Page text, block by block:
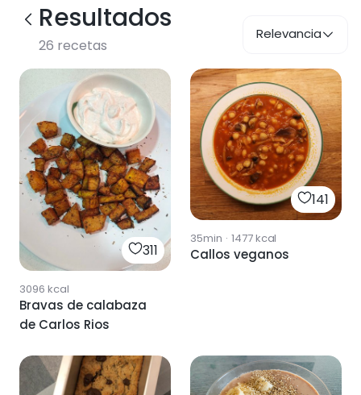
Resultados
26 recetas
Relevancia
311
3096 kcal
Bravas de calabaza
de Carlos Rios
141
35min · 1477kcal
Callos veganos